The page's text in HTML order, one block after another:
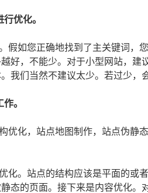
优化。
假如您正确地找到了主关键词，
好，不能少。对于小型网站，建
我们当然不建议太少。若过少，
。
优化，站点地图制作，站点伪静
化。站点的结构应该是平面的或
态的页面。接下来是内容优化。